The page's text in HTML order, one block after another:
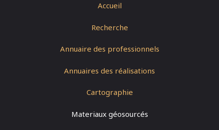
Accueil
Recherche
Annuaire des professionnels
Annuaires des réalisations
Cartographie
Materiaux géosourcés